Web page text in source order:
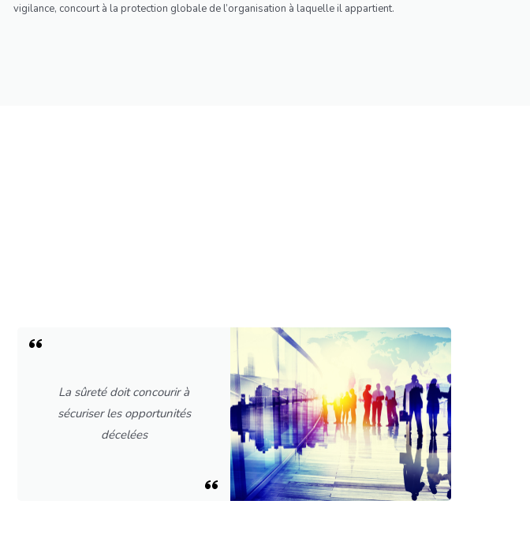
vigilance, concourt à la protection globale de l’organisation à laquelle il appartient.
La sûreté doit concourir à
sécuriser les opportunités
décelées